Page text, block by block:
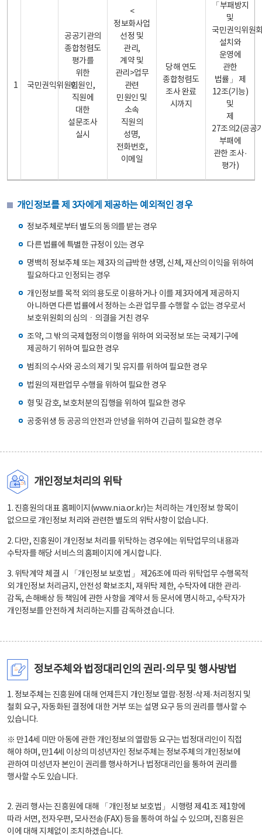
1 국민권익위원회
공공기관의
종합청렴도
평가를
위한
민원인,
직원에
대한
설문조사
실시
<
정보화사업
선정 및
관리,
계약 및
관리>업무
관련
민원인 및
소속
직원의
성명,
전화번호,
이메일
당해 연도
종합청렴도
조사 완료
시까지
「부패방지
및
국민권익위원
설치와
운영에
관한
법률」 제
12조(기능)
및
제
27조의2(공공
부패에
관한 조사·
평가)
개인정보를 제 3자에게 제공하는 예외적인 경우
정보주체로부터 별도의 동의를 받는 경우
다른 법률에 특별한 규정이 있는 경우
명백히 정보주체 또는 제3자의 급박한 생명, 신체, 재산의 이익을 위하여
필요하다고 인정되는 경우
개인정보를 목적 외의 용도로 이용하거나 이를 제3자에게 제공하지
아니하면 다른 법률에서 정하는 소관 업무를 수행할 수 없는 경우로서
보호위원회의 심의ㆍ의결을 거친 경우
조약, 그 밖의 국제협정의 이행을 위하여 외국정보 또는 국제기구에
제공하기 위하여 필요한 경우
범죄의 수사와 공소의 제기 및 유지를 위하여 필요한 경우
법원의 재판업무 수행을 위하여 필요한 경우
형 및 감호, 보호처분의 집행을 위하여 필요한 경우
공중위생 등 공공의 안전과 안녕을 위하여 긴급히 필요한 경우
개인정보처리의 위탁
1. 진흥원의 대표 홈페이지(www.nia.or.kr)는 처리하는 개인정보 항목이
없으므로 개인정보 처리와 관련한 별도의 위탁사항이 없습니다.
2. 다만, 진흥원이 개인정보 처리를 위탁하는 경우에는 위탁업무의 내용과
수탁자를 해당 서비스의 홈페이지에 게시합니다.
3. 위탁계약 체결 시 「개인정보 보호법」 제26조에 따라 위탁업무 수행목적
외 개인정보 처리금지, 안전성 확보조치, 재위탁 제한, 수탁자에 대한 관리·
감독, 손해배상 등 책임에 관한 사항을 계약서 등 문서에 명시하고, 수탁자가
개인정보를 안전하게 처리하는지를 감독하겠습니다.
정보주체와 법정대리인의 권리·의무 및 행사방법
1. 정보주체는 진흥원에 대해 언제든지 개인정보 열람·정정·삭제·처리정지 및
철회 요구, 자동화된 결정에 대한 거부 또는 설명 요구 등의 권리를 행사할 수
있습니다.
※ 만14세 미만 아동에 관한 개인정보의 열람등 요구는 법정대리인이 직접
해야 하며, 만14세 이상의 미성년자인 정보주체는 정보주체의 개인정보에
관하여 미성년자 본인이 권리를 행사하거나 법정대리인을 통하여 권리를
행사할 수도 있습니다.
2. 권리 행사는 진흥원에 대해 「개인정보 보호법」 시행령 제41조 제1항에
따라 서면, 전자우편, 모사전송(FAX) 등을 통하여 하실 수 있으며, 진흥원은
이에 대해 지체없이 조치하겠습니다.